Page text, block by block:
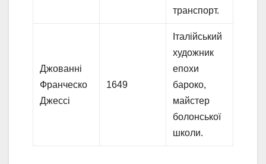
транспорт.
Джованні
Франческо
Джессі
1649
Італійський
художник
епохи
бароко,
майстер
болонської
школи.